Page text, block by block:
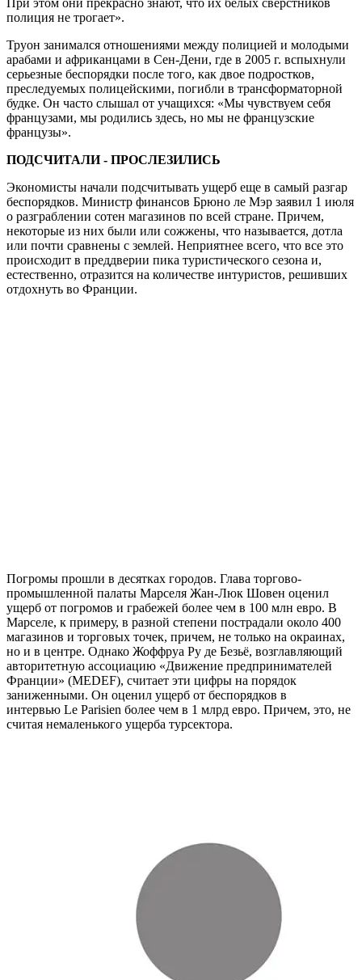
полиция не трогает».
Труон занимался отношениями между полицией и молодыми
арабами и африканцами в Сен-Дени, где в 2005 г. вспыхнули
серьезные беспорядки после того, как двое подростков,
преследуемых полицейскими, погибли в трансформаторной
будке. Он часто слышал от учащихся: «Мы чувствуем себя
французами, мы родились здесь, но мы не французские
французы».
ПОДСЧИТАЛИ - ПРОСЛЕЗИЛИСЬ
Экономисты начали подсчитывать ущерб еще в самый разгар
беспорядков. Министр финансов Брюно ле Мэр заявил 1 июля
о разграблении сотен магазинов по всей стране. Причем,
некоторые из них были или сожжены, что называется, дотла
или почти сравнены с землей. Неприятнее всего, что все это
происходит в преддверии пика туристического сезона и,
естественно, отразится на количестве интуристов, решивших
отдохнуть во Франции.
Погромы прошли в десятках городов. Глава торгово-
промышленной палаты Марселя Жан-Люк Шовен оценил
ущерб от погромов и грабежей более чем в 100 млн евро. В
Марселе, к примеру, в разной степени пострадали около 400
магазинов и торговых точек, причем, не только на окраинах,
но и в центре. Однако Жоффруа Ру де Безьё, возглавляющий
авторитетную ассоциацию «Движение предпринимателей
Франции» (MEDEF), считает эти цифры на порядок
заниженными. Он оценил ущерб от беспорядков в
интервью Le Parisien более чем в 1 млрд евро. Причем, это, не
считая немаленького ущерба турсектора.